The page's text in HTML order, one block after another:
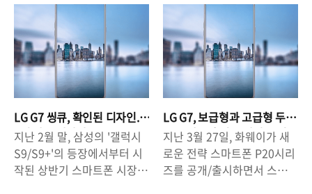
공식 보도자료를 통해 5월 2
일에는 미국 뉴욕, 3일에는 서
울에서 공개 행사를 갖는다고
이야기했습니다. 시차를 감안
하면 사실상 '같은 날' 공개 행
사를 여는 것과 다를 바 없는
것입니다. △ G7 ThinQ,
concept image.LG가 ..
출된 G7씽큐의 디자인과 스
펙, 인상적인 제품 될까? 해외
유명 IT매체인 테크레이더
(TechRader.com)가 최근
LG의 차세대 전략 스마트폰
으로 불리는 'G7 씽큐'의 유출
사진을 공개하면서 큰 관심을
모으고 있습니다. 지난 2월,
스페..
습니다. 삼성이 접이식 스마
트폰인 '갤럭시X(Galaxy X,
가칭)'를 2018년 말을 공개/
출시를 목표로 개발중이라고
직접 언급하면서 화제가 된
가운데, LG를 비롯한 여러 스
마트폰 업체들도 '접이식 스
마트폰'의 개발에 박차를 가
하고 있습니다. 특히,
ZTE(Axon M)를 비롯한 일부
업체들이 '접는 스마트폰'을
운데, 이제 상반기 스마트폰
시장의 마지막 기대작으로
LG의 차세대 전략 스마트폰
으로 불리는 'G7 ThinQ' 가
남아있습니다. LG는 매년 모
바일월드콩그레스(Mobile
World Congress, MWC) 현
장에서 공개 행사를 가져왔지
만, 이번에는 일정을 늦추면
서까지 결의를 다지고 있는
만큼 기대할 만 한 제품으로
LG G7 씽큐, 확인된 디자인.
4월 말 등장하나?
지난 2월 말, 삼성의 '갤럭시
S9/S9+'의 등장에서부터 시
작된 상반기 스마트폰 시장
LG G7, 보급형과 고급형 두
종류 제품 출시로 반전 노리
나?
지난 3월 27일, 화웨이가 새
로운 전략 스마트폰 P20시리
즈를 공개/출시하면서 스마트